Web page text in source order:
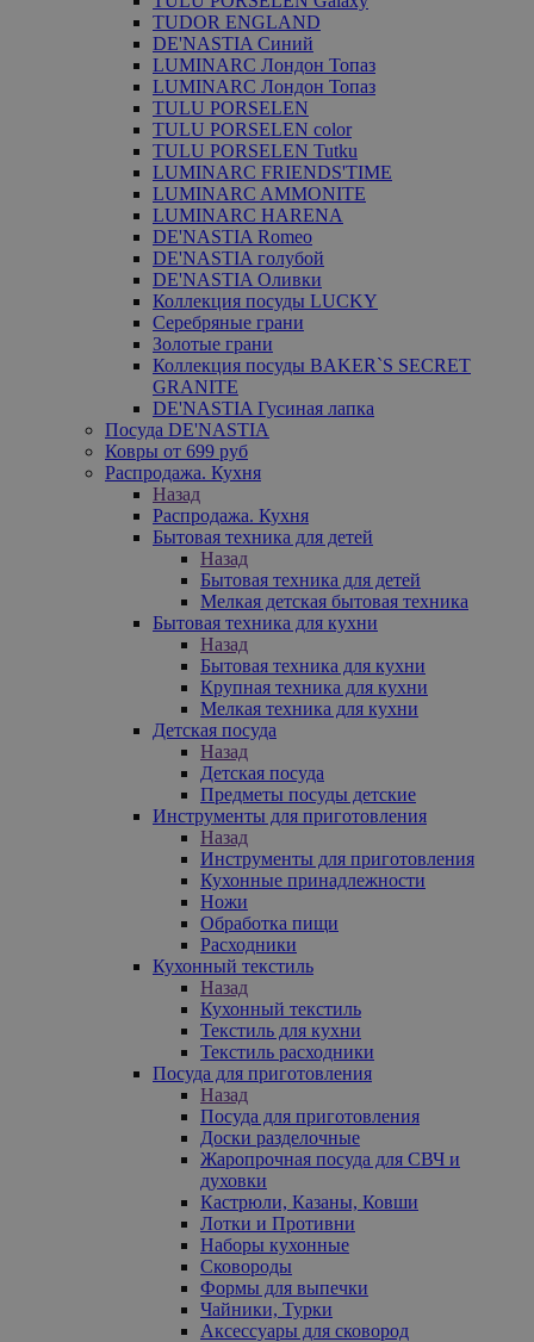
TUDOR ENGLAND
DE'NASTIA Синий
LUMINARC Лондон Топаз
LUMINARC Лондон Топаз
TULU PORSELEN
TULU PORSELEN color
TULU PORSELEN Tutku
LUMINARC FRIENDS'TIME
LUMINARC AMMONITE
LUMINARC HARENA
DE'NASTIA Romeo
DE'NASTIA голубой
DE'NASTIA Оливки
Коллекция посуды LUCKY
Серебряные грани
Золотые грани
Коллекция посуды BAKER`S SECRET
GRANITE
DE'NASTIA Гусиная лапка
Посуда DE'NASTIA
Ковры от 699 руб
Распродажа. Кухня
Назад
Распродажа. Кухня
Бытовая техника для детей
Назад
Бытовая техника для детей
Мелкая детская бытовая техника
Бытовая техника для кухни
Назад
Бытовая техника для кухни
Крупная техника для кухни
Мелкая техника для кухни
Детская посуда
Назад
Детская посуда
Предметы посуды детские
Инструменты для приготовления
Назад
Инструменты для приготовления
Кухонные принадлежности
Ножи
Обработка пищи
Расходники
Кухонный текстиль
Назад
Кухонный текстиль
Текстиль для кухни
Текстиль расходники
Посуда для приготовления
Назад
Посуда для приготовления
Доски разделочные
Жаропрочная посуда для СВЧ и
духовки
Кастрюли, Казаны, Ковши
Лотки и Противни
Наборы кухонные
Сковороды
Формы для выпечки
Чайники, Турки
Аксессуары для сковород